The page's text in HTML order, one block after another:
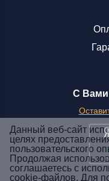
С Вами
Заказать звонок
+7 (929) 551-70-07
Данный веб-сайт
целях
пользовательского
Продолжая
соглашаетесь с
cookie-файлов. Для